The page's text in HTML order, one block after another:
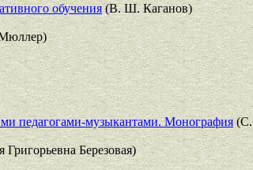
обучения(В. Ш. Каганов)
педагогами-музыкантами. Монография (С.
Березовая)